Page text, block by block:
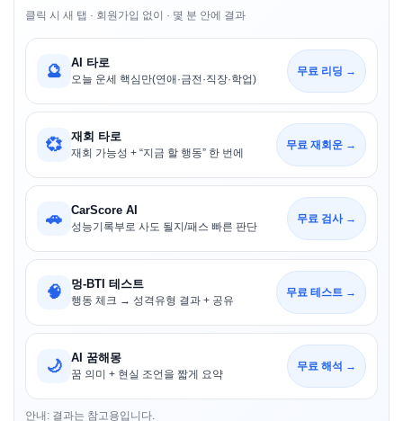
클릭 시 새 탭 · 회원가입 없이 · 몇 분 안에 결과
🔮 AI 타로
오늘 운세 핵심만(연애·금전·직장·학업)
무료 리딩 →
💞 재회 타로
재회 가능성 + “지금 할 행동” 한 번에
무료 재회운 →
🚗 CarScore AI
성능기록부로 사도 될지/패스 빠른 판단
무료 검사 →
🧠 멍-BTI 테스트
행동 체크 → 성격유형 결과 + 공유
무료 테스트 →
🌙 AI 꿈해몽
꿈 의미 + 현실 조언을 짧게 요약
무료 해석 →
안내: 결과는 참고용입니다.